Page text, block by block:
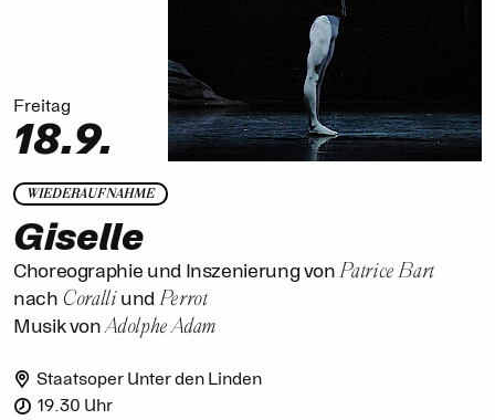
Staatsoper Unter den Linden
19.30 Uhr
WIEDERAUFNAHME
Giselle
Choreographie und Inszenierung vonPatrice Bart
nach Coralliund Perrot
Musik vonAdolphe Adam
Freitag
18.9.